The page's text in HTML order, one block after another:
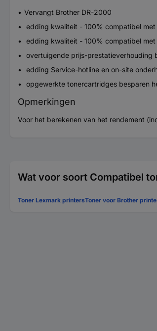
Vervangt Brother DR-2000
edding kwaliteit - 100% compatibel
edding kwaliteit - 100% compatibel
overtuigende prijs-prestatieverhouding
edding Service-hotline en on-site
opgewerkte tonercartridges besparen
Opmerkingen
Voor het berekenen van het rendement
Wat voor soort Compatibel
Toner Lexmark printersToner voor Brother